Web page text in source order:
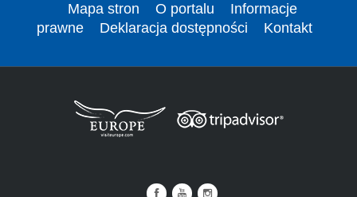
Mapa stron O portalu
Informacje
prawne
Deklaracja dostępności Kontakt